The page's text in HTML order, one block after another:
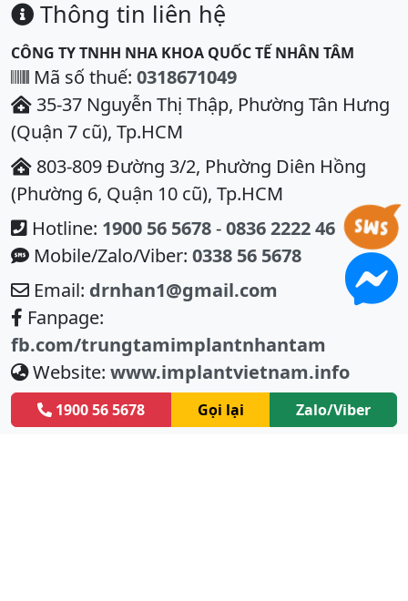
Thông tin liên hệ
CÔNG TY TNHH NHA KHOA QUỐC TẾ NHÂN TÂM
Mã số thuế: 0318671049
35-37 Nguyễn Thị Thập, Phường Tân Hưng
(Quận 7 cũ), Tp.HCM
803-809 Đường 3/2, Phường Diên Hồng
(Phường 6, Quận 10 cũ), Tp.HCM
Hotline: 1900 56 5678-0836 2222 46
Mobile/Zalo/Viber: 0338 56 5678
Email: drnhan1@gmail.com
Fanpage:
fb.com/trungtamimplantnhantam
Website: www.implantvietnam.info
1900 56 5678 Gọi lại Zalo/Viber